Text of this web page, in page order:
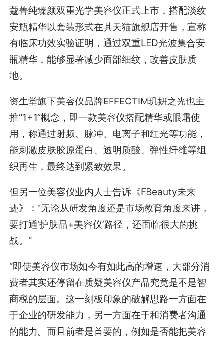
蔻菁纯臻颜双重光学美容仪正式上市，搭配淡纹
安瓶精华以套装形式在其天猫旗舰店开售，宣称
有临床功效实验证明，通过双重LED光波集合安
瓶精华，能够显著减少面部细纹，改善皮肤质
地。
资生堂旗下美容仪品牌EFFECTIM玑妍之光也主
推“1+1”概念，即一款美容仪搭配精华或眼霜使
用，称通过射频、脉冲、电离子和红光等功能，
能刺激皮肤胶原蛋白、透明质酸、弹性纤维等组
织再生，最终达到紧致效果。
但另一位美容仪业内人士告诉《FBeauty未来
迹》：“无论从研发角度还是市场教育角度来讲，
要打通‘护肤品+美容仪’路径，还面临很大的挑
战。”
“即使美容仪市场如今有如此高的增速，大部分消
费者其实还停留在质疑美容仪产品究竟是不是智
商税的层面。这一刻板印象的破解思路一方面在
于企业的研发能力，另一方面在于和消费者沟通
的能力。而且前者是首要的，例如是否能把美容